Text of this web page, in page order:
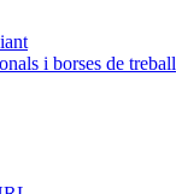
i borses de treball